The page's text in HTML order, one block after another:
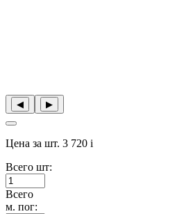
◀︎ ▶︎
Цена за шт. 3 720 i
Всего шт:
Всего
м. пог: